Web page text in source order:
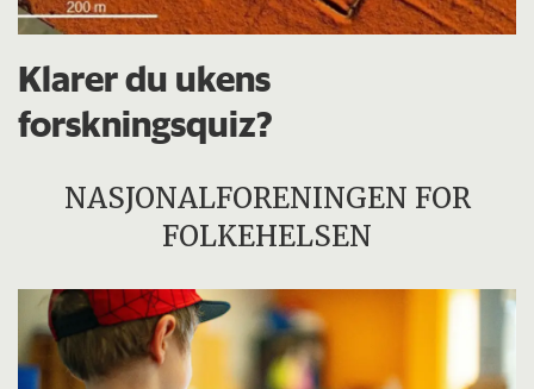
Klarer du ukens
forskningsquiz?
NASJONALFORENINGEN FOR
FOLKEHELSEN